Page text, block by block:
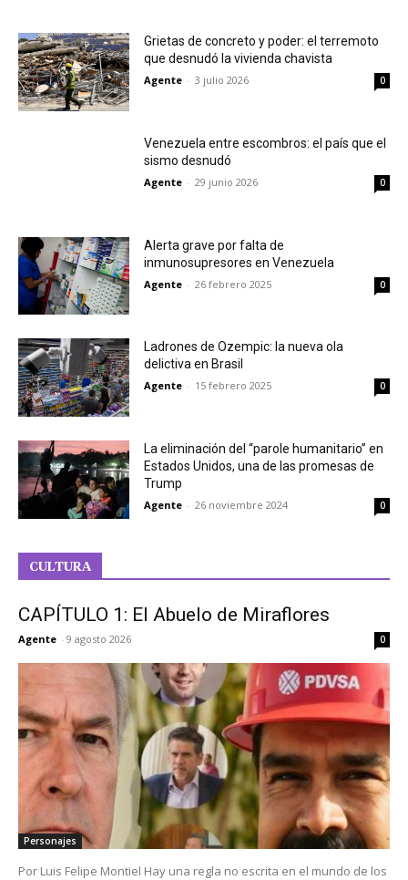
Grietas de concreto y poder: el terremoto
que desnudó la vivienda chavista
Agente - 3 julio 2026 0
Venezuela entre escombros: el país que el
sismo desnudó
Agente - 29 junio 2026 0
Alerta grave por falta de
inmunosupresores en Venezuela
Agente - 26 febrero 2025 0
Ladrones de Ozempic: la nueva ola
delictiva en Brasil
Agente - 15 febrero 2025 0
La eliminación del “parole humanitario” en
Estados Unidos, una de las promesas de
Trump
Agente - 26 noviembre 2024 0
CULTURA
CAPÍTULO 1: El Abuelo de Miraflores
Agente - 9 agosto 2026 0
Personajes
Por Luis Felipe Montiel Hay una regla no escrita en el mundo de los